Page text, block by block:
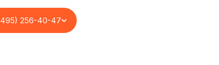
256-40-47